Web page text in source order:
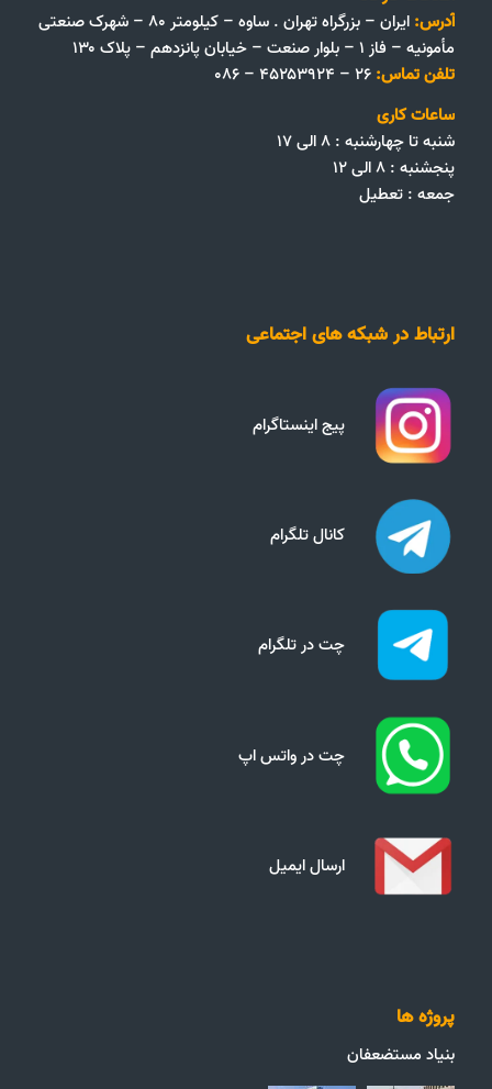
آدرس:
ایران – بزرگراه تهران . ساوه – کیلومتر ۸۰ – شهرک صنعتی
مأمونیه – فاز ۱ – بلوار صنعت – خیابان پانزدهم – پلاک ۱۳۰
تلفن تماس:
ساعات کاری
شنبه تا چهارشنبه : ۸ الی ۱۷
پنجشنبه : ۸ الی ۱۲
جمعه‌ :‌ تعطیل
ارتباط در شبکه های اجتماعی
پیج اینستاگرام
کانال تلگرام
چت در تلگرام
چت در واتس اپ
ارسال ایمیل
پروژه ها
بنیاد مستضعفان